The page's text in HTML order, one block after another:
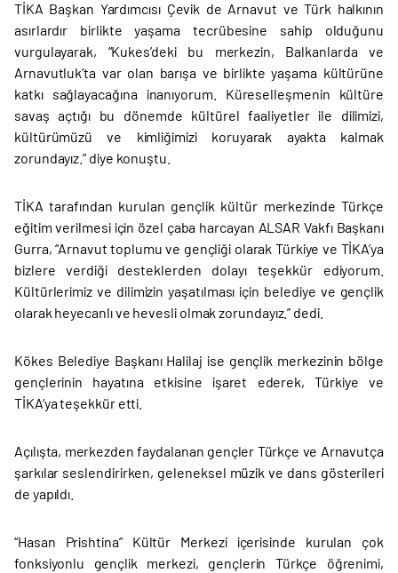
TİKA Başkan Yardımcısı Çevik de Arnavut ve Türk halkının
asırlardır birlikte yaşama tecrübesine sahip olduğunu
vurgulayarak, “Kukes’deki bu merkezin, Balkanlarda ve
Arnavutluk’ta var olan barışa ve birlikte yaşama kültürüne
katkı sağlayacağına inanıyorum. Küreselleşmenin kültüre
savaş açtığı bu dönemde kültürel faaliyetler ile dilimizi,
kültürümüzü ve kimliğimizi koruyarak ayakta kalmak
zorundayız.” diye konuştu.
TİKA tarafından kurulan gençlik kültür merkezinde Türkçe
eğitim verilmesi için özel çaba harcayan ALSAR Vakfı Başkanı
Gurra, “Arnavut toplumu ve gençliği olarak Türkiye ve TİKA’ya
bizlere verdiği desteklerden dolayı teşekkür ediyorum.
Kültürlerimiz ve dilimizin yaşatılması için belediye ve gençlik
olarak heyecanlı ve hevesli olmak zorundayız.” dedi.
Kökes Belediye Başkanı Halilaj ise gençlik merkezinin bölge
gençlerinin hayatına etkisine işaret ederek, Türkiye ve
TİKA’ya teşekkür etti.
Açılışta, merkezden faydalanan gençler Türkçe ve Arnavutça
şarkılar seslendirirken, geleneksel müzik ve dans gösterileri
de yapıldı.
“Hasan Prishtina” Kültür Merkezi içerisinde kurulan çok
fonksiyonlu gençlik merkezi, gençlerin Türkçe öğrenimi,